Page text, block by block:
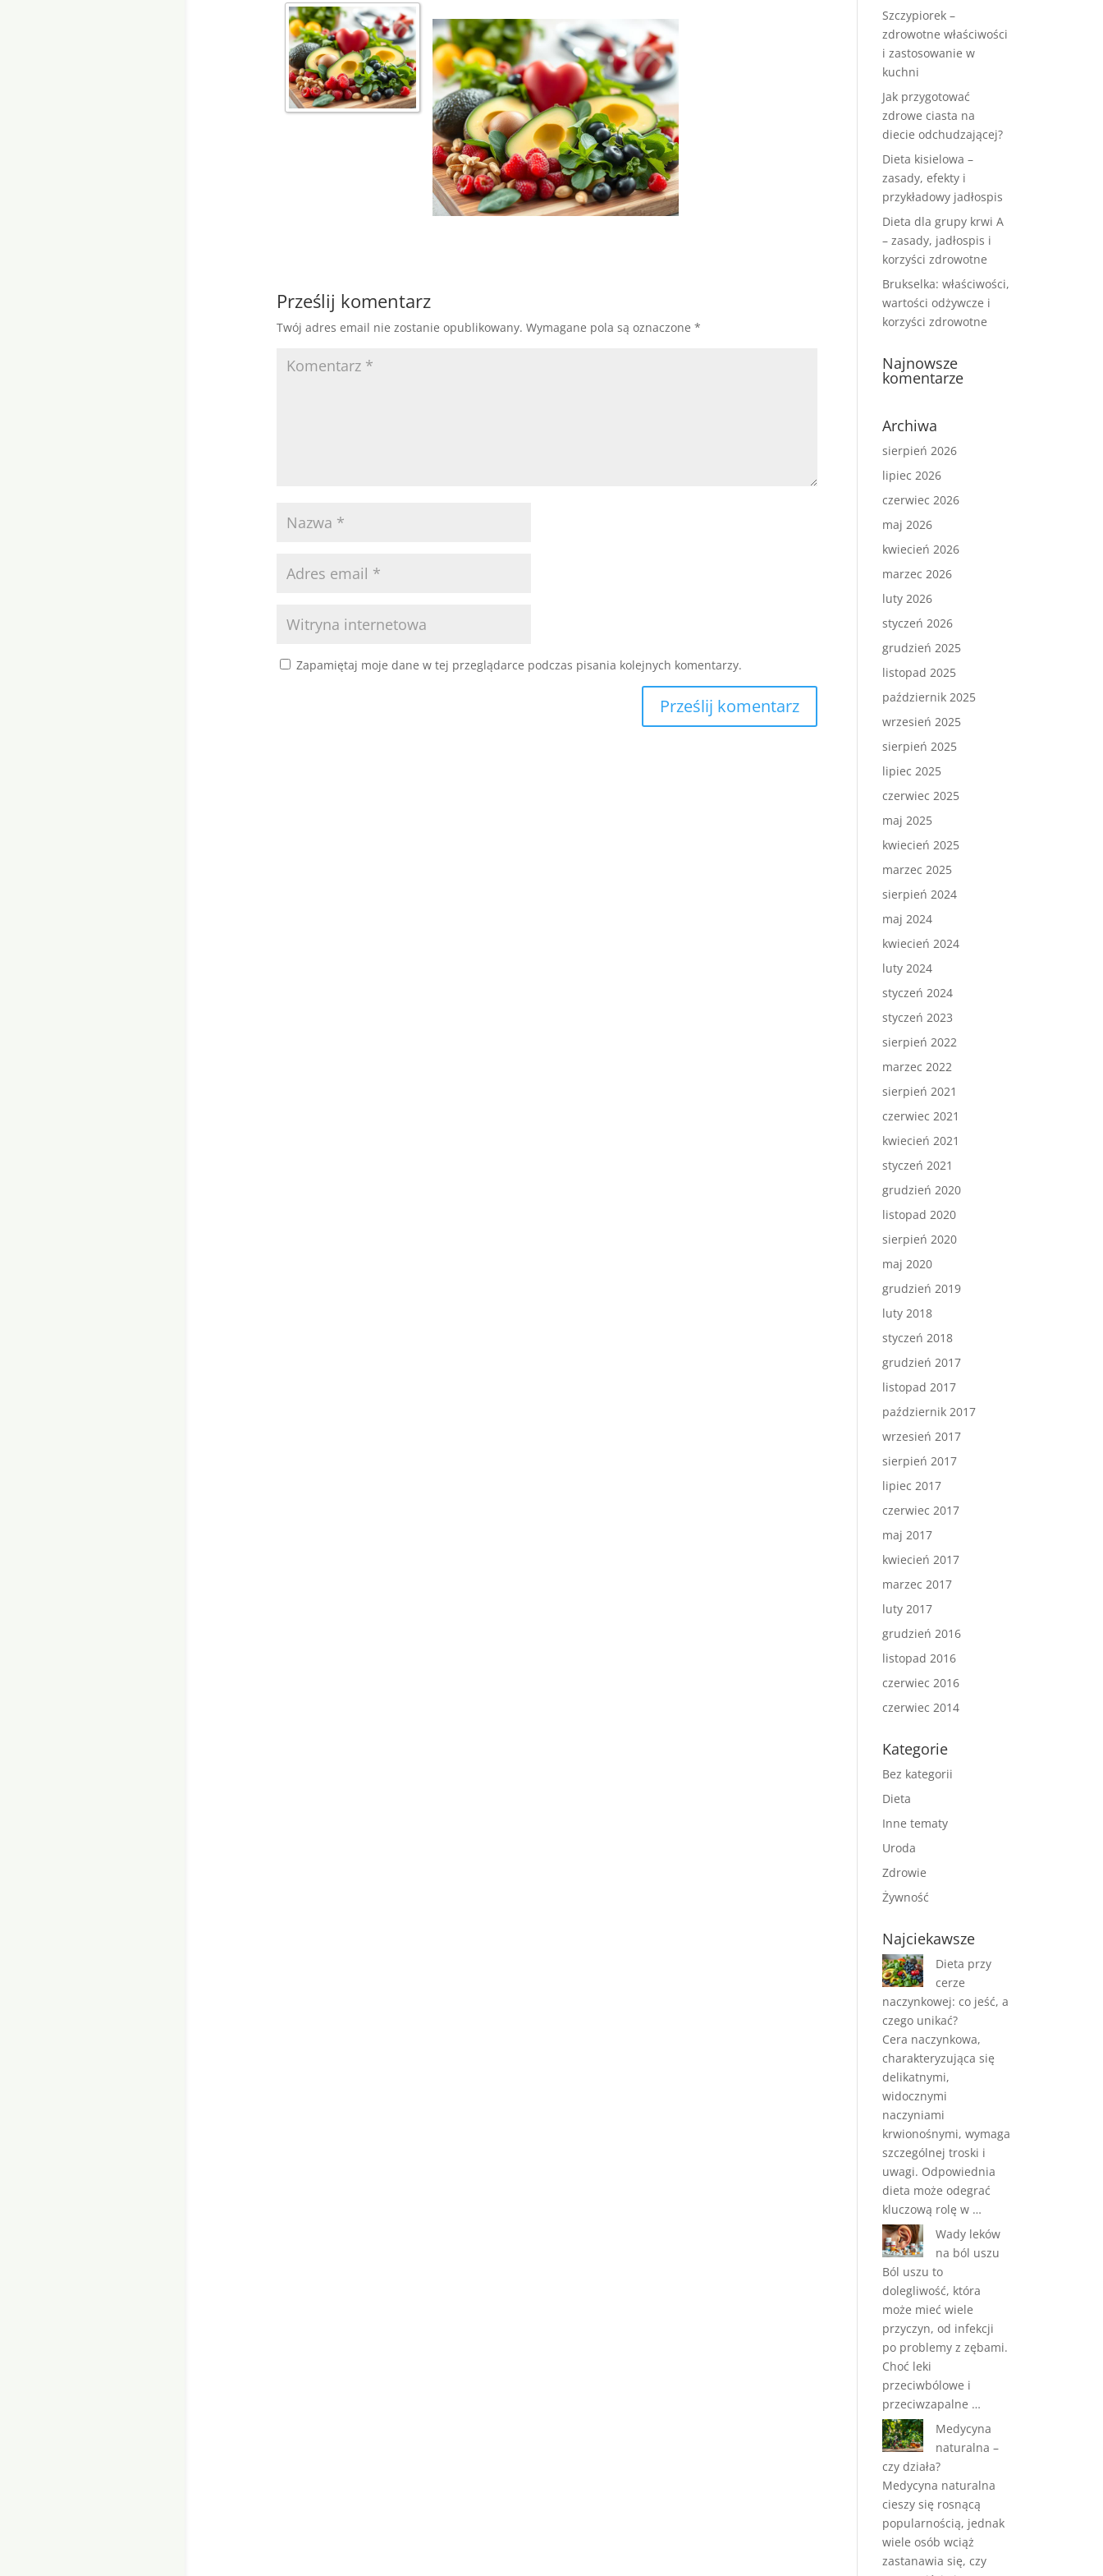
Prześlij komentarz
Twój adres email nie zostanie opublikowany. Wymagane pola są oznaczone *
Zapamiętaj moje dane w tej przeglądarce podczas pisania kolejnych komentarzy.
Szczypiorek –
zdrowotne właściwości
i zastosowanie w
kuchni
Jak przygotować
zdrowe ciasta na
diecie odchudzającej?
Dieta kisielowa –
zasady, efekty i
przykładowy jadłospis
Dieta dla grupy krwi A
– zasady, jadłospis i
korzyści zdrowotne
Brukselka: właściwości,
wartości odżywcze i
korzyści zdrowotne
Najnowsze
komentarze
Archiwa
sierpień 2026
lipiec 2026
czerwiec 2026
maj 2026
kwiecień 2026
marzec 2026
luty 2026
styczeń 2026
grudzień 2025
listopad 2025
październik 2025
wrzesień 2025
sierpień 2025
lipiec 2025
czerwiec 2025
maj 2025
kwiecień 2025
marzec 2025
sierpień 2024
maj 2024
kwiecień 2024
luty 2024
styczeń 2024
styczeń 2023
sierpień 2022
marzec 2022
sierpień 2021
czerwiec 2021
kwiecień 2021
styczeń 2021
grudzień 2020
listopad 2020
sierpień 2020
maj 2020
grudzień 2019
luty 2018
styczeń 2018
grudzień 2017
listopad 2017
październik 2017
wrzesień 2017
sierpień 2017
lipiec 2017
czerwiec 2017
maj 2017
kwiecień 2017
marzec 2017
luty 2017
grudzień 2016
listopad 2016
czerwiec 2016
czerwiec 2014
Kategorie
Bez kategorii
Dieta
Inne tematy
Uroda
Zdrowie
Żywność
Najciekawsze
Dieta przy
cerze
naczynkowej: co jeść, a
czego unikać?
Cera naczynkowa,
charakteryzująca się
delikatnymi,
widocznymi
naczyniami
krwionośnymi, wymaga
szczególnej troski i
uwagi. Odpowiednia
dieta może odegrać
kluczową rolę w …
Wady leków
na ból uszu
Ból uszu to
dolegliwość, która
może mieć wiele
przyczyn, od infekcji
po problemy z zębami.
Choć leki
przeciwbólowe i
przeciwzapalne …
Medycyna
naturalna –
czy działa?
Medycyna naturalna
cieszy się rosnącą
popularnością, jednak
wiele osób wciąż
zastanawia się, czy